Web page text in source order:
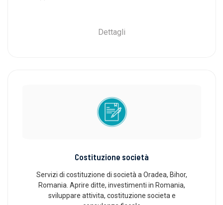
Dettagli
Costituzione società
Servizi di costituzione di società a Oradea, Bihor,
Romania. Aprire ditte, investimenti in Romania,
sviluppare attivita, costituzione societa e